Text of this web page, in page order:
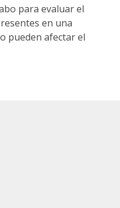
para evaluar el
en una
pueden afectar el